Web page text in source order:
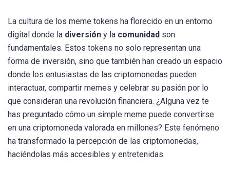
La cultura de los meme tokens ha florecido en un entorno
digital donde la diversión y la comunidad son
fundamentales. Estos tokens no solo representan una
forma de inversión, sino que también han creado un espacio
donde los entusiastas de las criptomonedas pueden
interactuar, compartir memes y celebrar su pasión por lo
que consideran una revolución financiera. ¿Alguna vez te
has preguntado cómo un simple meme puede convertirse
en una criptomoneda valorada en millones? Este fenómeno
ha transformado la percepción de las criptomonedas,
haciéndolas más accesibles y entretenidas.